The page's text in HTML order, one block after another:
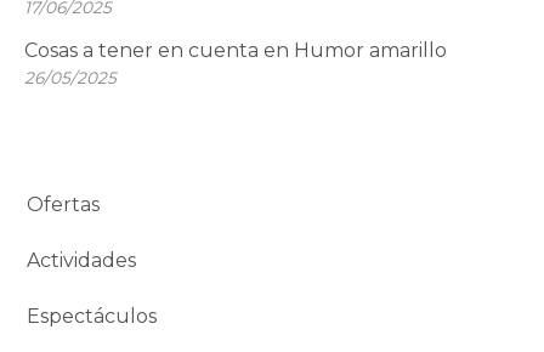
17/06/2025
Cosas a tener en cuenta en Humor amarillo
26/05/2025
Ofertas
Actividades
Espectáculos